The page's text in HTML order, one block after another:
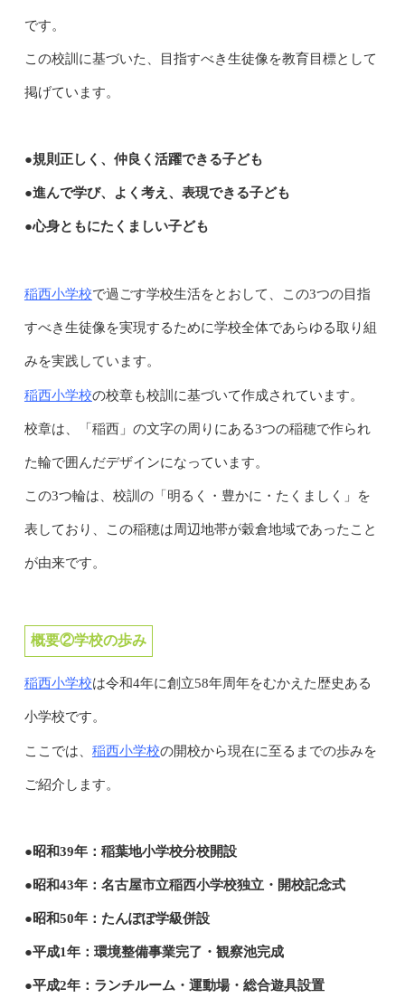
です。
この校訓に基づいた、目指すべき生徒像を教育目標として
掲げています。
●規則正しく、仲良く活躍できる子ども
●進んで学び、よく考え、表現できる子ども
●心身ともにたくましい子ども
稲西小学校で過ごす学校生活をとおして、この3つの目指
すべき生徒像を実現するために学校全体であらゆる取り組
みを実践しています。
稲西小学校の校章も校訓に基づいて作成されています。
校章は、「稲西」の文字の周りにある3つの稲穂で作られ
た輪で囲んだデザインになっています。
この3つ輪は、校訓の「明るく・豊かに・たくましく」を
表しており、この稲穂は周辺地帯が穀倉地域であったこと
が由来です。
概要②学校の歩み
稲西小学校は令和4年に創立58年周年をむかえた歴史ある
小学校です。
ここでは、 稲西小学校の開校から現在に至るまでの歩みを
ご紹介します。
●昭和39年：稲葉地小学校分校開設
●昭和43年：名古屋市立稲西小学校独立・開校記念式
●昭和50年：たんぽぽ学級併設
●平成1年：環境整備事業完了・観察池完成
●平成2年：ランチルーム・運動場・総合遊具設置